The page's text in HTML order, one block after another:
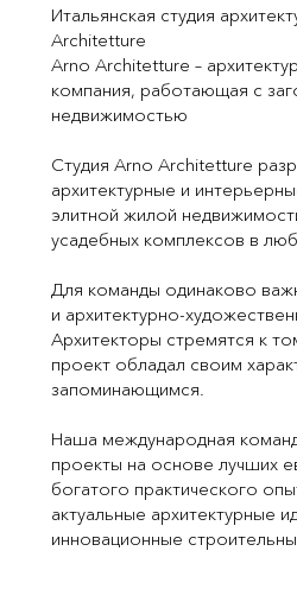
Итальянская студия
Architetture
Arno Architetture –
компания, работающая с
недвижимостью
Студия Arno Architetture
архитектурные и
элитной жилой
усадебных комплексов в
Для команды одинаково
и архитектурно-
Архитекторы стремятся к
проект обладал своим
запоминающимся.
Наша международная
проекты на основе лучших
богатого практического
актуальные архитектурные
инновационные